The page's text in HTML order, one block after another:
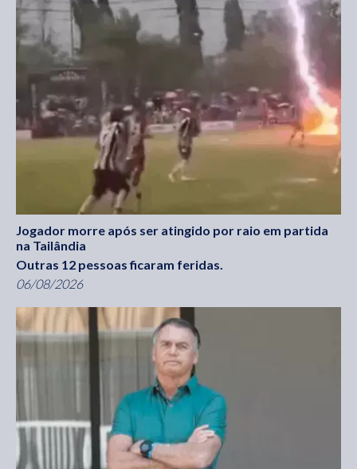
Jogador morre após ser atingido por raio em partida
na Tailândia
Outras 12 pessoas ficaram feridas.
06/08/2026